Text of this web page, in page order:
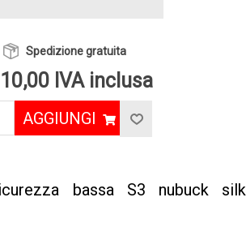
Spedizione gratuita
IVA inclusa
AGGIUNGI
bassa S3 nubuck silk